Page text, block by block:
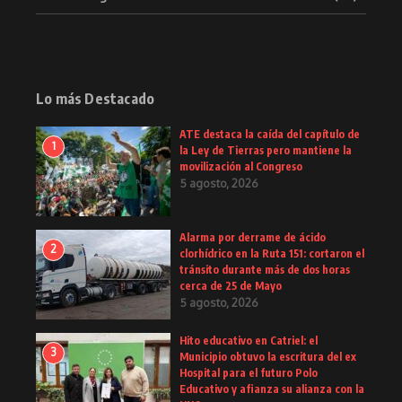
Lo más Destacado
1
ATE destaca la caída del capítulo de
la Ley de Tierras pero mantiene la
movilización al Congreso
5 agosto, 2026
2
Alarma por derrame de ácido
clorhídrico en la Ruta 151: cortaron el
tránsito durante más de dos horas
cerca de 25 de Mayo
5 agosto, 2026
3
Hito educativo en Catriel: el
Municipio obtuvo la escritura del ex
Hospital para el futuro Polo
Educativo y afianza su alianza con la